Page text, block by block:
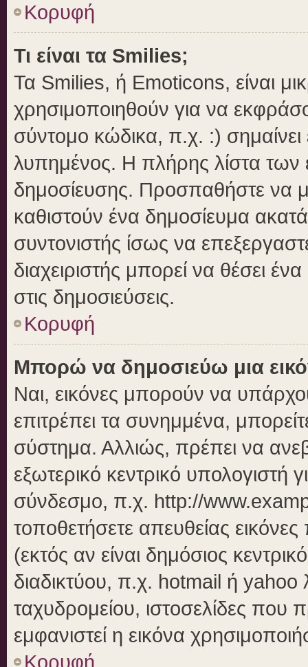
Κορυφή
Τι είναι τα Smilies;
Τα Smilies, ή Emoticons, είναι
χρησιμοποιηθούν για να
σύντομο κώδικα, π.χ. :)
λυπημένος. Η πλήρης λίστα των
δημοσίευσης. Προσπαθήστε να
καθιστούν ένα δημοσίευμα
συντονιστής ίσως να
διαχειριστής μπορεί να θέσει
στις δημοσιεύσεις.
Κορυφή
Μπορώ να δημοσιεύω μια
Ναι, εικόνες μπορούν να
επιτρέπει τα συνημμένα,
σύστημα. Αλλιώς, πρέπει να
εξωτερικό κεντρικό υπολογιστή
σύνδεσμο, π.χ. http://
τοποθετήσετε απευθείας
(εκτός αν είναι δημόσιος
διαδικτύου, π.χ. hotmail ή yahoo
ταχυδρομείου, ιστοσελίδες που
εμφανιστεί η εικόνα
Κορυφή